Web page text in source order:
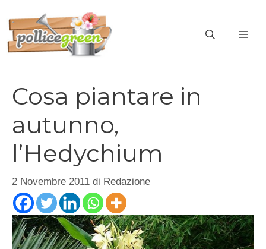
contenuto
Cosa piantare in
autunno,
l’Hedychium
2 Novembre 2011 di Redazione